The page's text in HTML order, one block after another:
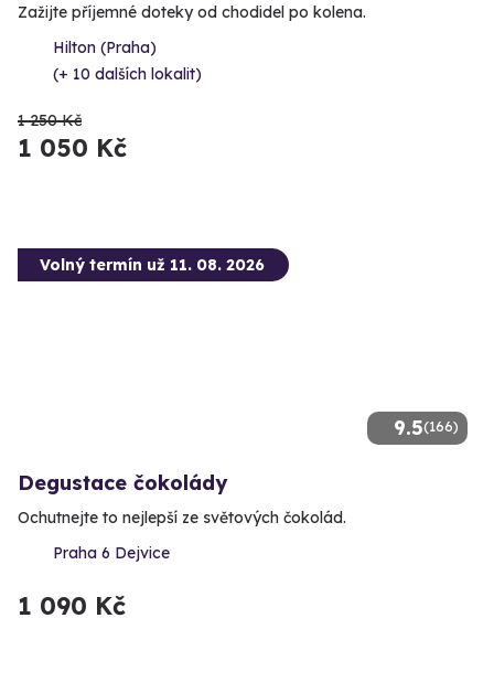
Zažijte příjemné doteky od chodidel po kolena.
Hilton (Praha)
(+ 10 dalších lokalit)
1 250 Kč
1 050 Kč
9.5(166)
Volný termín už 11. 08. 2026
Degustace čokolády
Ochutnejte to nejlepší ze světových čokolád.
Praha 6 Dejvice
1 090 Kč